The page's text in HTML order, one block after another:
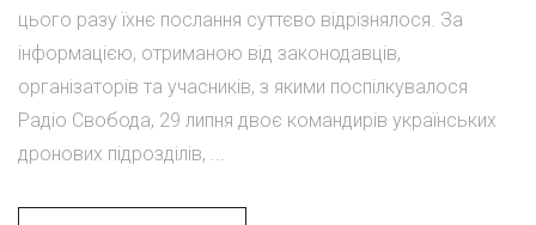
цього разу їхнє послання суттєво відрізнялося. За
інформацією, отриманою від законодавців,
організаторів та учасників, з якими поспілкувалося
Радіо Свобода, 29 липня двоє командирів українських
дронових підрозділів, ...